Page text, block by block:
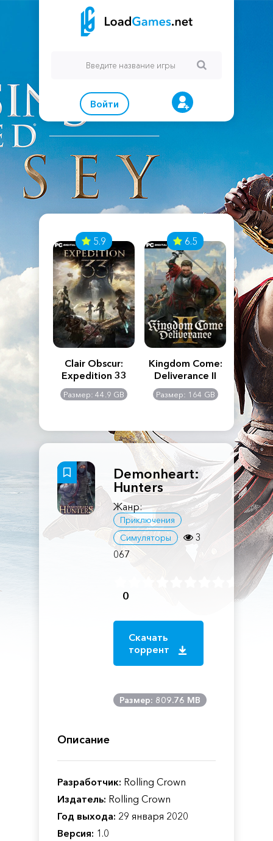
Войти
Creed
5.9
Clair Obscur:
Expedition 33
Размер: 44.9 GB
6.5
Kingdom Come:
Deliverance II
Размер: 164 GB
The
Demonheart:
Hunters
Жанр:
Приключения
Симуляторы
3
067
0
Скачать
торрент
Размер: 809.76 MB
Описание
Разработчик: Rolling Crown
Издатель: Rolling Crown
Год выхода: 29 января 2020
Версия: 1.0